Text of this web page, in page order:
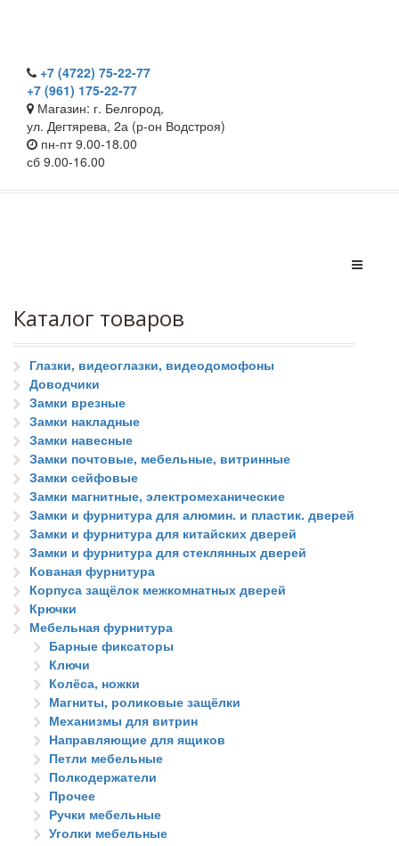
+7 (4722) 75-22-77
+7 (961) 175-22-77
Магазин: г. Белгород,
ул. Дегтярева, 2а (р-он Водстроя)
пн-пт 9.00-18.00
сб 9.00-16.00
Каталог товаров
Глазки, видеоглазки, видеодомофоны
Доводчики
Замки врезные
Замки накладные
Замки навесные
Замки почтовые, мебельные, витринные
Замки сейфовые
Замки магнитные, электромеханические
Замки и фурнитура для алюмин. и пластик. дверей
Замки и фурнитура для китайских дверей
Замки и фурнитура для стеклянных дверей
Кованая фурнитура
Корпуса защёлок межкомнатных дверей
Крючки
Мебельная фурнитура
Барные фиксаторы
Ключи
Колёса, ножки
Магниты, роликовые защёлки
Механизмы для витрин
Направляющие для ящиков
Петли мебельные
Полкодержатели
Прочее
Ручки мебельные
Уголки мебельные